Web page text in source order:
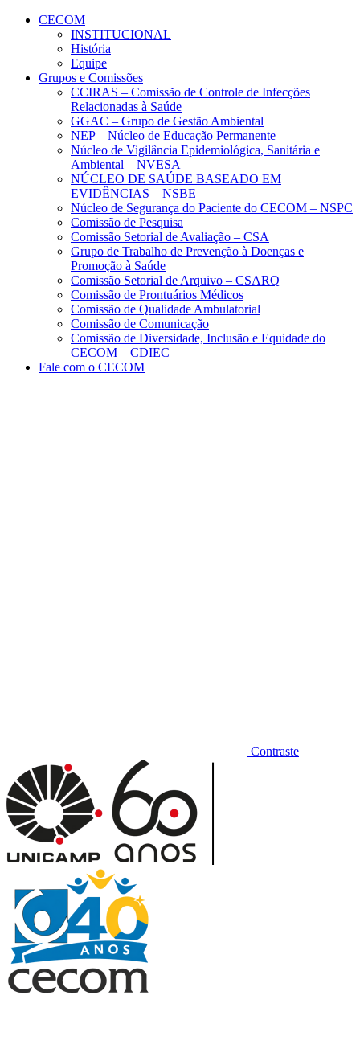
Conteúdo principal
CECOM
INSTITUCIONAL
História
Equipe
Grupos e Comissões
CCIRAS – Comissão de Controle de Infecções
Relacionadas à Saúde
GGAC – Grupo de Gestão Ambiental
NEP – Núcleo de Educação Permanente
Núcleo de Vigilância Epidemiológica, Sanitária e
Ambiental – NVESA
NÚCLEO DE SAÚDE BASEADO EM
EVIDÊNCIAS – NSBE
Núcleo de Segurança do Paciente do CECOM – NSPC
Comissão de Pesquisa
Comissão Setorial de Avaliação – CSA
Grupo de Trabalho de Prevenção à Doenças e
Promoção à Saúde
Comissão Setorial de Arquivo – CSARQ
Comissão de Prontuários Médicos
Comissão de Qualidade Ambulatorial
Comissão de Comunicação
Comissão de Diversidade, Inclusão e Equidade do
CECOM – CDIEC
Fale com o CECOM
Contraste